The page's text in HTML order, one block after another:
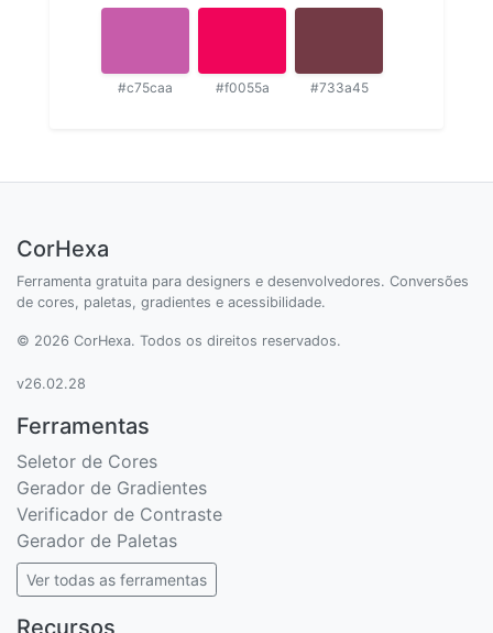
#c75caa #f0055a #733a45
CorHexa
Ferramenta gratuita para designers e desenvolvedores. Conversões
de cores, paletas, gradientes e acessibilidade.
© 2026 CorHexa. Todos os direitos reservados.
v26.02.28
Ferramentas
Seletor de Cores
Gerador de Gradientes
Verificador de Contraste
Gerador de Paletas
Ver todas as ferramentas
Recursos